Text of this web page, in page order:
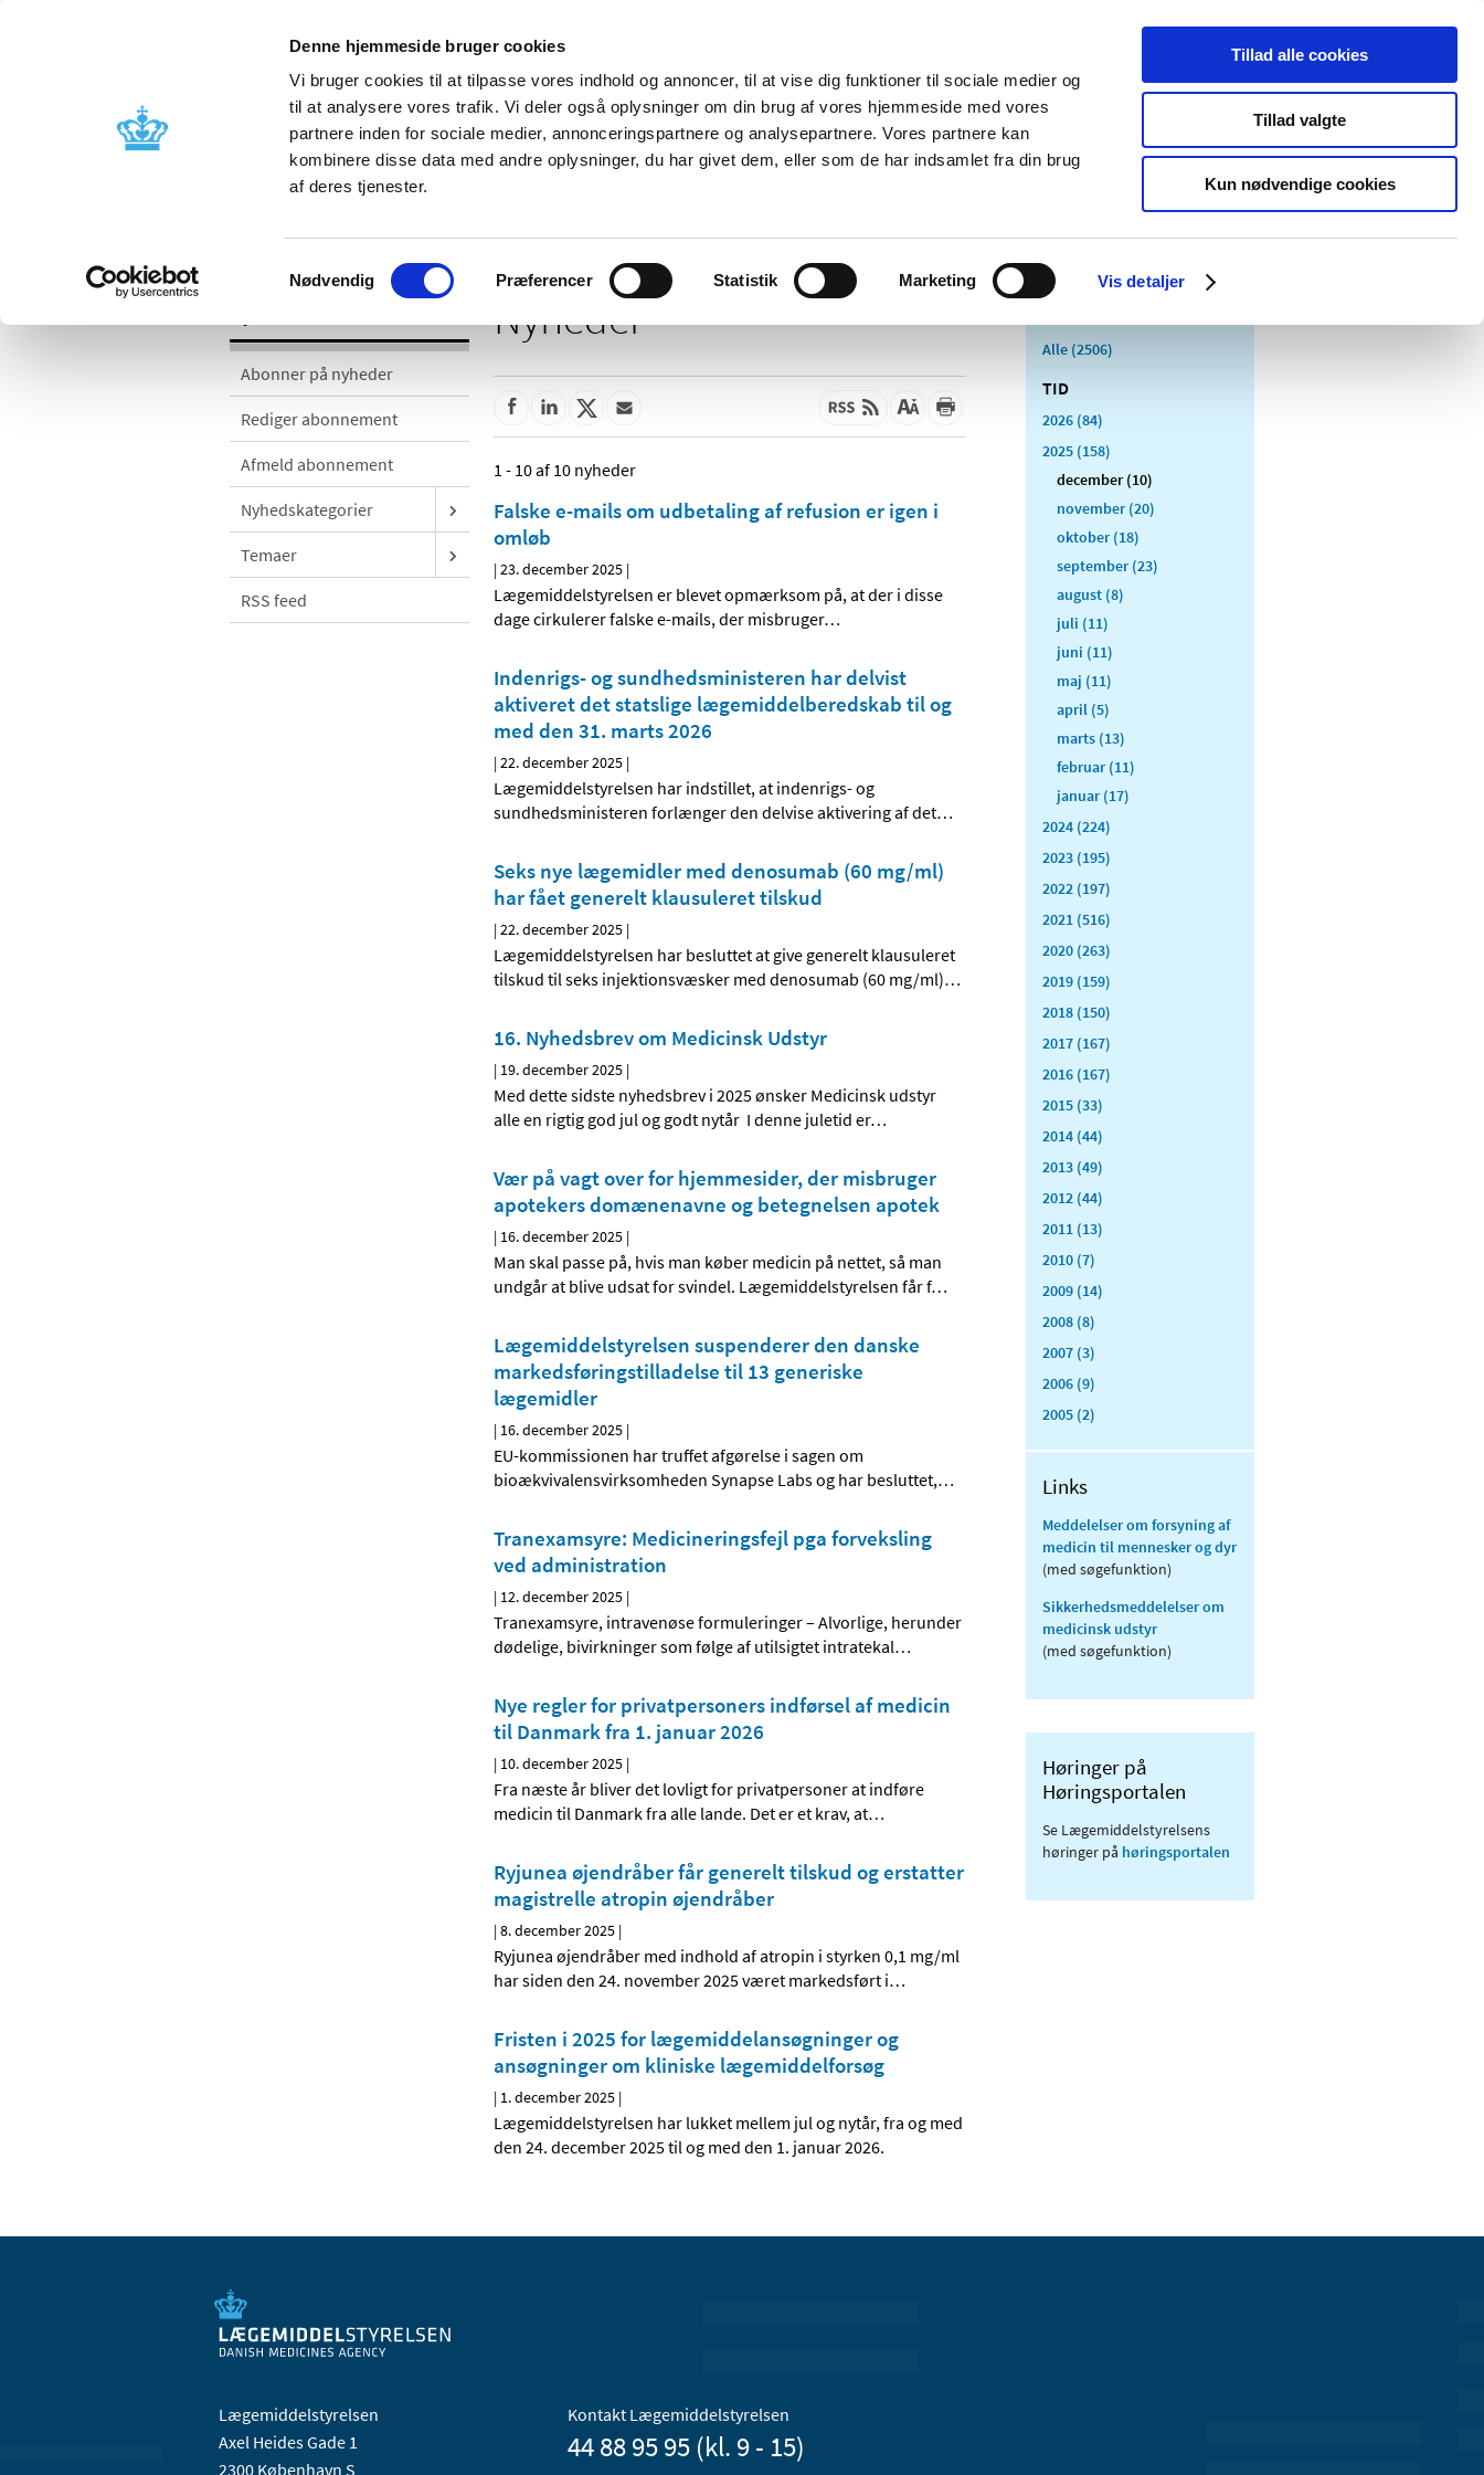
Denne hjemmeside bruger cookies
Vi bruger cookies til at tilpasse vores indhold og annoncer, til at vise dig funktioner til sociale medier og
til at analysere vores trafik. Vi deler også oplysninger om din brug af vores hjemmeside med vores
partnere inden for sociale medier, annonceringspartnere og analysepartnere. Vores partnere kan
kombinere disse data med andre oplysninger, du har givet dem, eller som de har indsamlet fra din brug
af deres tjenester.
Samtykkevalg
Nødvendig Præferencer Statistik Marketing Vis detaljer
Tillad alle cookies
Tillad valgte
Kun nødvendige cookies
Nyheder Om os Kontakt Udgivelser
Godkendelse og
Bivirkninger og
produktinformation
Tilskud og
Apoteker og salg af
Medicinsk
Særlige
produktområder
Abonner på nyheder
Rediger abonnement
Afmeld abonnement
Nyhedskategorier
Temaer
RSS feed
Nyheder
1 - 10 af 10 nyheder
Falske e-mails om udbetaling af refusion er igen i
omløb
|23. december 2025 |
Lægemiddelstyrelsen er blevet opmærksom på, at der i disse
dage cirkulerer falske e-mails, der misbruger…
Indenrigs- og sundhedsministeren har delvist
aktiveret det statslige lægemiddelberedskab til og
med den 31. marts 2026
|22. december 2025 |
Lægemiddelstyrelsen har indstillet, at indenrigs- og
sundhedsministeren forlænger den delvise aktivering af det…
Seks nye lægemidler med denosumab (60 mg/ml)
har fået generelt klausuleret tilskud
|22. december 2025 |
Lægemiddelstyrelsen har besluttet at give generelt klausuleret
tilskud til seks injektionsvæsker med denosumab (60 mg/ml)…
16. Nyhedsbrev om Medicinsk Udstyr
| 19. december 2025 |
Med dette sidste nyhedsbrev i 2025 ønsker Medicinsk udstyr
alle en rigtig god jul og godt nytår I denne juletid er…
Vær på vagt over for hjemmesider, der misbruger
apotekers domænenavne og betegnelsen apotek
| 16. december 2025 |
Man skal passe på, hvis man køber medicin på nettet, så man
undgår at blive udsat for svindel. Lægemiddelstyrelsen får f…
Lægemiddelstyrelsen suspenderer den danske
markedsføringstilladelse til 13 generiske
lægemidler
| 16. december 2025 |
EU-kommissionen har truffet afgørelse i sagen om
bioækvivalensvirksomheden Synapse Labs og har besluttet,…
Tranexamsyre: Medicineringsfejl pga forveksling
ved administration
| 12. december 2025 |
Tranexamsyre, intravenøse formuleringer – Alvorlige, herunder
dødelige, bivirkninger som følge af utilsigtet intratekal…
Nye regler for privatpersoners indførsel af medicin
til Danmark fra 1. januar 2026
| 10. december 2025 |
Fra næste år bliver det lovligt for privatpersoner at indføre
medicin til Danmark fra alle lande. Det er et krav, at…
Ryjunea øjendråber får generelt tilskud og erstatter
magistrelle atropin øjendråber
|8. december 2025 |
Ryjunea øjendråber med indhold af atropin i styrken 0,1 mg/ml
har siden den 24. november 2025 været markedsført i…
Fristen i 2025 for lægemiddelansøgninger og
ansøgninger om kliniske lægemiddelforsøg
| 1. december 2025 |
Lægemiddelstyrelsen har lukket mellem jul og nytår, fra og med
den 24. december 2025 til og med den 1. januar 2026.
Alle (2506)
TID
2026 (84)
2025 (158)
december (10)
november (20)
oktober (18)
september (23)
august (8)
juli (11)
juni (11)
maj (11)
april (5)
marts (13)
februar (11)
januar (17)
2024 (224)
2023 (195)
2022 (197)
2021 (516)
2020 (263)
2019 (159)
2018 (150)
2017 (167)
2016 (167)
2015 (33)
2014 (44)
2013 (49)
2012 (44)
2011 (13)
2010 (7)
2009 (14)
2008 (8)
2007 (3)
2006 (9)
2005 (2)
Links
Meddelelser om forsyning af
medicin til mennesker og dyr
(med søgefunktion)
Sikkerhedsmeddelelser om
medicinsk udstyr
(med søgefunktion)
Høringer på
Høringsportalen
Se Lægemiddelstyrelsens
høringer på høringsportalen
Lægemiddelstyrelsen
Axel Heides Gade 1
2300 København S
Kontakt Lægemiddelstyrelsen
44 88 95 95 (kl. 9 - 15)